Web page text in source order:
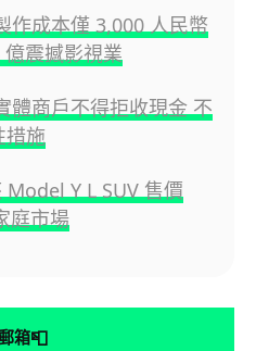
作成本僅 3,000 人民幣
震撼影視業
體商戶不得拒收現金 不
措施
Y L SUV 售價
庭市場
箱📮